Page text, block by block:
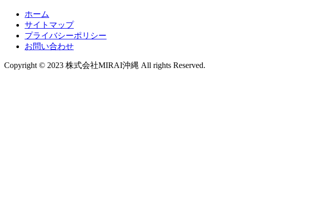
ホーム
サイトマップ
プライバシーポリシー
お問い合わせ
Copyright © 2023 株式会社MIRAI沖縄 All rights Reserved.